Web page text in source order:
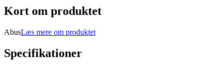
Kort om produktet
AbusLæs mere om produktet
Specifikationer